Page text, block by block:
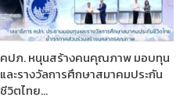
คปภ. หนุนสร้างคนคุณภาพ มอบทุน
และรางวัลการศึกษาสมาคมประกัน
ชีวิตไทย…